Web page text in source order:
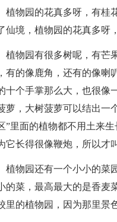
植物园的花真多呀，有桂
仙境，植物园的花真多呀
植物园有很多树呢，有芒
有的像鹿角，还有的像喇
十个手掌那么大，也很像
萝，大树菠萝可以结出一
”里面的植物都不用土来
它长得很像鞭炮，所以才
植物园还有一个小小的菜
的菜，最高最大的是香麦
里的植物园，因为那里景